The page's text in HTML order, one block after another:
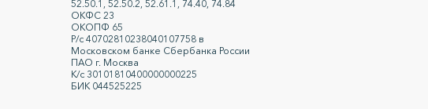
52.50.1, 52.50.2, 52.61.1, 74.40, 74.84
ОКФС 23
ОКОПФ 65
Р/с 40702810238040107758 в
Московском банке Сбербанка России
ПАО г. Москва
К/с 30101810400000000225
БИК 044525225